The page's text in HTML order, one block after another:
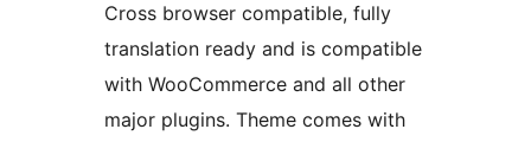
Cross browser compatible, fully
translation ready and is compatible
with WooCommerce and all other
major plugins. Theme comes with